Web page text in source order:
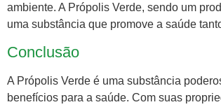
ambiente. A Própolis Verde, sendo um
uma substância que promove a saúde
Conclusão
A Própolis Verde é uma substância
benefícios para a saúde. Com suas